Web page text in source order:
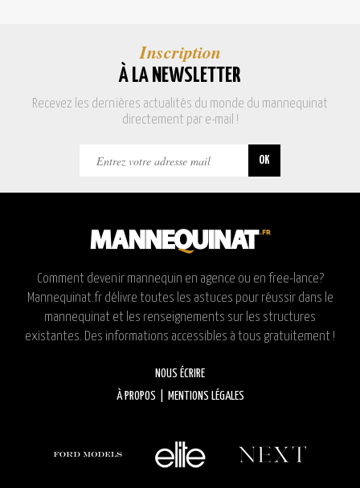
Inscription
À LA NEWSLETTER
Recevez les dernières actualités du monde du mannequinat
directement par e-mail !
Comment devenir mannequin en agence ou en free-lance?
Mannequinat.fr délivre toutes les astuces pour réussir dans le
mannequinat et les renseignements sur les structures
existantes. Des informations accessibles à tous gratuitement !
NOUS ÉCRIRE
À PROPOS
MENTIONS LÉGALES